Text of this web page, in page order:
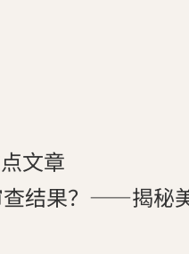
文章
查结果？——揭秘